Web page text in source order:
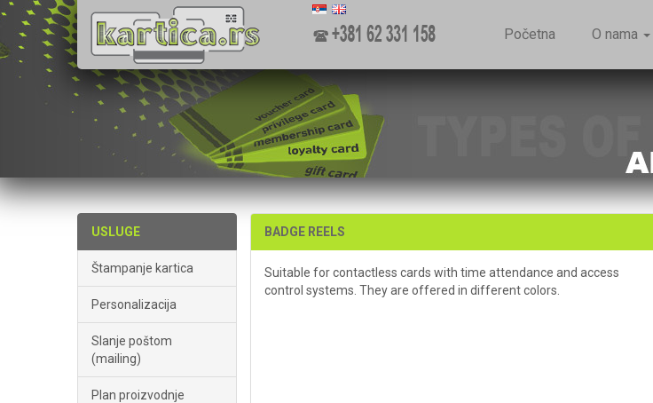
Početna O nama
USLUGE
Štampanje kartica
Personalizacija
Slanje poštom
(mailing)
Plan proizvodnje
BADGE REELS
Suitable for contactless cards with time attendance and access
control systems. They are offered in different colors.